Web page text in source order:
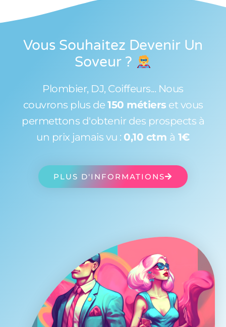
Vous Souhaitez Devenir Un
Soveur ?
Plombier, DJ, Coiffeurs... Nous
couvrons plus de 150 métiers et vous
permettons d'obtenir des prospects à
un prix jamais vu : 0,10 ctm à 1€
PLUS D'INFORMATIONS